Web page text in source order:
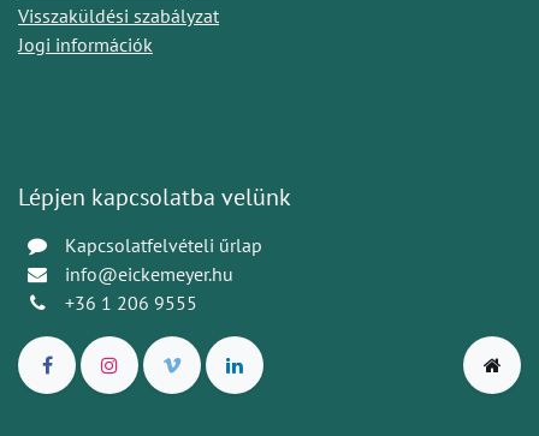
Visszaküldési szabályzat
Jogi információk
Lépjen kapcsolatba velünk
Kapcsolatfelvételi űrlap
info@eickemeyer.hu
+36 1 206 9555